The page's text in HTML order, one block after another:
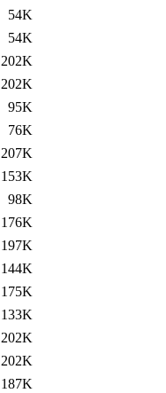
54K
54K
202K
202K
95K
76K
207K
153K
98K
176K
197K
144K
175K
133K
202K
202K
187K